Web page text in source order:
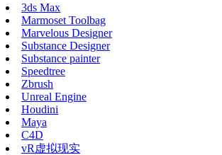
3ds Max
Marmoset Toolbag
Marvelous Designer
Substance Designer
Substance painter
Speedtree
Zbrush
Unreal Engine
Houdini
Maya
C4D
vR虚拟现实